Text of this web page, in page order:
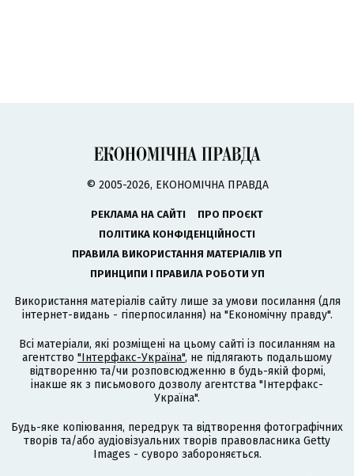
© 2005-2026, ЕКОНОМІЧНА ПРАВДА
РЕКЛАМА НА САЙТІ
ПРО ПРОЄКТ
ПОЛІТИКА КОНФІДЕНЦІЙНОСТІ
ПРАВИЛА ВИКОРИСТАННЯ МАТЕРІАЛІВ УП
ПРИНЦИПИ І ПРАВИЛА РОБОТИ УП
Використання матеріалів сайту лише за умови посилання (для
інтернет-видань - гіперпосилання) на "Економічну правду".
Всі матеріали, які розміщені на цьому сайті із посиланням на
агентство "Інтерфакс-Україна", не підлягають подальшому
відтворенню та/чи розповсюдженню в будь-якій формі,
інакше як з письмового дозволу агентства "Інтерфакс-
Україна".
Будь-яке копіювання, передрук та відтворення фотографічних
творів та/або аудіовізуальних творів правовласника Getty
Images - суворо забороняється.